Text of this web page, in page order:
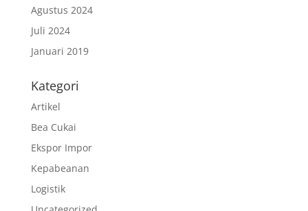
Agustus 2024
Juli 2024
Januari 2019
Kategori
Artikel
Bea Cukai
Ekspor Impor
Kepabeanan
Logistik